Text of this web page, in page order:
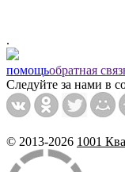
.
помощьобратная
Следуйте за нами в
© 2013-2026 1001